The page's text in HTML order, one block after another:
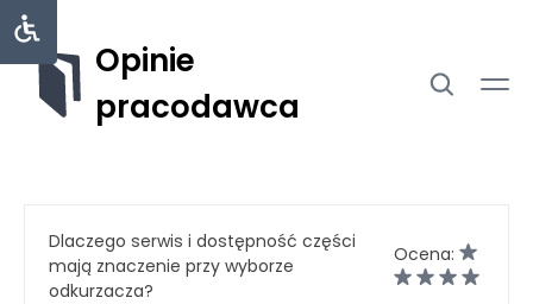
Opinie
pracodawca
Dlaczego serwis i dostępność części
mają znaczenie przy wyborze
odkurzacza?
Ocena: